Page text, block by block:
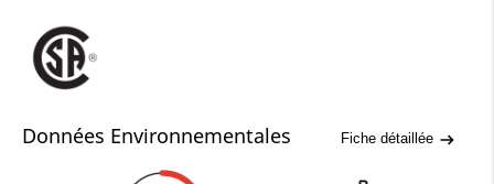
Données Environnementales Fiche détaillée